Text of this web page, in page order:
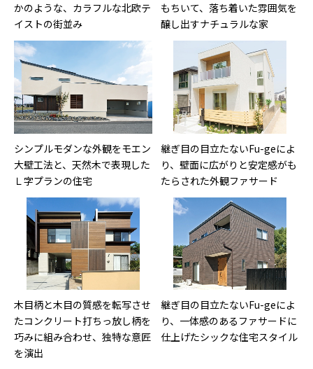
かのような、カラフルな北欧テ
イストの街並み
もちいて、落ち着いた雰囲気を
醸し出すナチュラルな家
シンプルモダンな外観をモエン
大壁工法と、天然木で表現した
Ｌ字プランの住宅
継ぎ目の目立たないFu-geによ
り、壁面に広がりと安定感がも
たらされた外観ファサード
木目柄と木目の質感を転写させ
たコンクリート打ちっ放し柄を
巧みに組み合わせ、独特な意匠
を演出
継ぎ目の目立たないFu-geによ
り、一体感のあるファサードに
仕上げたシックな住宅スタイル